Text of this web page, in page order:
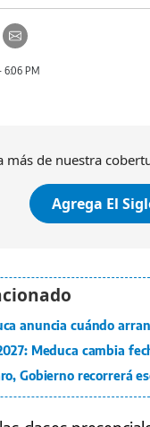
6:06 PM
más de nuestra
Agrega El
anuncia cuándo
Meduca cambia
Gobierno recorrerá